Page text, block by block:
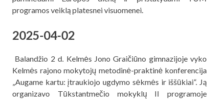
programos veiklą platesnei visuomenei.
2025-04-02
Balandžio 2 d. Kelmės Jono Graičiūno gimnazijoje vyko
Kelmės rajono mokytojų metodinė-praktinė konferencija
„Augame kartu: įtraukiojo ugdymo sėkmės ir iššūkiai“. Ją
organizavo Tūkstantmečio mokyklų II programoje